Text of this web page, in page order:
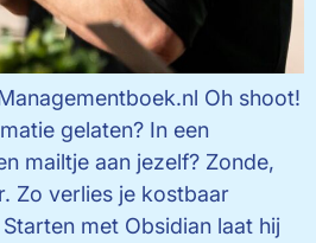
Oh shoot!
gelaten? In een
mailtje aan jezelf? Zonde,
Zo verlies je kostbaar
met Obsidian laat hij